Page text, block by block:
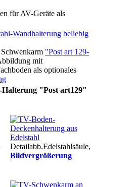
für AV-Geräte als
"Post art 129-
mit
als optionales
"Post art129"
Detailabb.Edelstahlsäule,
Bildvergrößerung